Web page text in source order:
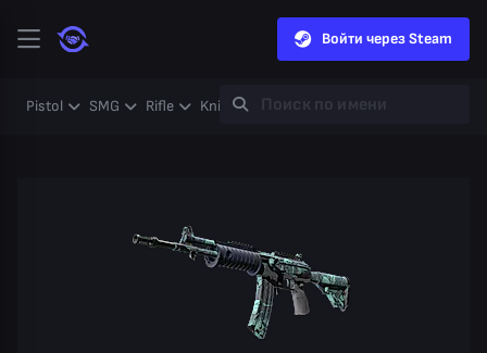
Войти через Steam
Pistol SMG Rifle Knife Gloves Heavy